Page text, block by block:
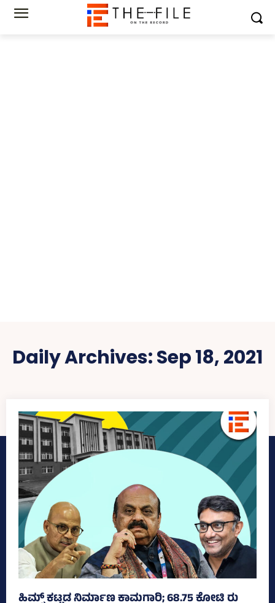
Daily Archives: Sep 18, 2021
ಹಿಮ್ಸ್‌ ಕಟ್ಟಡ ನಿರ್ಮಾಣ ಕಾಮಗಾರಿ; 68.75 ಕೋಟಿ ರು